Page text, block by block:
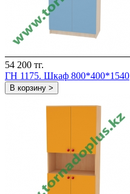
54 200 тг.
ГH 1175. Шкаф 800*400*1540
В корзину >